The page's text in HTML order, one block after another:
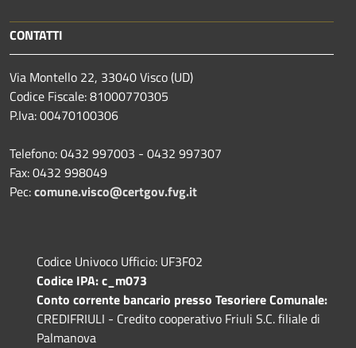
CONTATTI
Via Montello 22, 33040 Visco (UD)
Codice Fiscale: 81000770305
P.Iva: 00470100306
Telefono: 0432 997003 - 0432 997307
Fax: 0432 998049
Pec:comune.visco@certgov.fvg.it
Codice Univoco Ufficio: UF3F02
Codice IPA: c_m073
Conto corrente bancario presso Tesoriere Comunale:
CREDIFRIULI - Credito cooperativo Friuli S.C. filiale di
Palmanova